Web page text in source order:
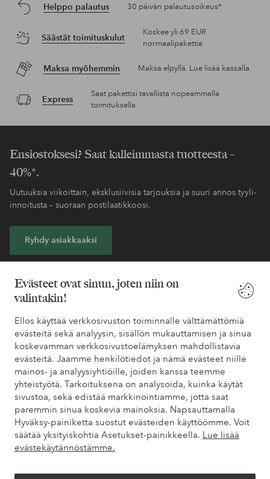
Evästeet ovat sinun, joten niin on
valintakin!
Ellos käyttää verkkosivuston toiminnalle välttämättömiä
evästeitä sekä analyysin, sisällön mukauttamisen ja sinua
koskevamman verkkosivustoelämyksen mahdollistavia
evästeitä. Jaamme henkilötiedot ja nämä evästeet niille
mainos- ja analyysiyhtiöille, joiden kanssa teemme
yhteistyötä. Tarkoituksena on analysoida, kuinka käytät
sivustoa, sekä edistää markkinointiamme, jotta saat
paremmin sinua koskevia mainoksia. Napsauttamalla
Hyväksy-painiketta suostut evästeiden käyttöömme. Voit
säätää yksityiskohtia Asetukset-painikkeella. Lue lisää
evästekäytännöstämme.
Helppo palautus 30 päivän palautusoikeus*
Säästät toimituskulut
Koskee yli 69 EUR
normaalipakettia
Maksa myöhemmin Maksa elpyllä. Lue lisää kassalla.
Express
Saat pakettisi tavallista nopeammalla
toimituksella
Ensiostoksesi? Saat kalleimmasta tuotteesta –
40%*.
Uutuuksia viikoittain, eksklusiivisia tarjouksia ja suuri annos tyyli-
innoitusta – suoraan postilaatikkoosi.
Ryhdy asiakkaaksi
Löydät vastaukset useimmin kysyttyihin kysymyksiin usein
kysytyistä kysymyksistä. Löydät myös tietoa siitä, miten voit ottaa
meihin yhteyttä.
Asiakaspalvelu Tilaukset Maksutavat
Omat sivut
Tietoa Elloksesta